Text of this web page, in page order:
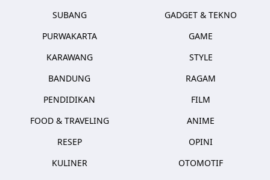
SUBANG
PURWAKARTA
KARAWANG
BANDUNG
PENDIDIKAN
FOOD & TRAVELING
RESEP
KULINER
GADGET & TEKNO
GAME
STYLE
RAGAM
FILM
ANIME
OPINI
OTOMOTIF